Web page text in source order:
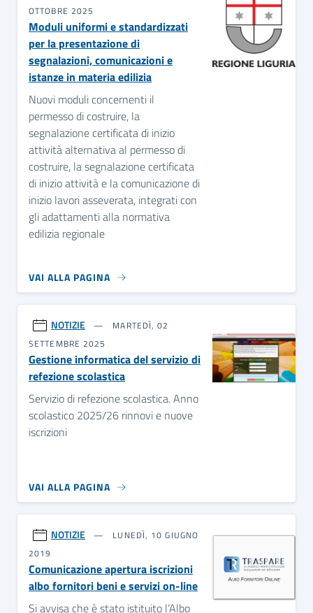
OTTOBRE 2025
Moduli uniformi e standardizzati
per la presentazione di
segnalazioni, comunicazioni e
istanze in materia edilizia
Nuovi moduli concernenti il
permesso di costruire, la
segnalazione certificata di inizio
attività alternativa al permesso di
costruire, la segnalazione certificata
di inizio attività e la comunicazione di
inizio lavori asseverata, integrati con
gli adattamenti alla normativa
edilizia regionale
VAI ALLA PAGINA
NOTIZIE
MARTEDÌ, 02
SETTEMBRE 2025
Gestione informatica del servizio di
refezione scolastica
Servizio di refezione scolastica. Anno
scolastico 2025/26 rinnovi e nuove
iscrizioni
VAI ALLA PAGINA
NOTIZIE
LUNEDÌ, 10 GIUGNO
2019
Comunicazione apertura iscrizioni
albo fornitori beni e servizi on-line
Si avvisa che è stato istituito l’Albo